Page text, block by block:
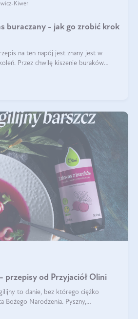
Kiwer
buraczany - jak go zrobić krok
na ten napój jest znany jest w
Przez chwilę kiszenie buraków
przepisy od Przyjaciół Olini
to danie, bez którego ciężko
Bożego Narodzenia. Pyszny,